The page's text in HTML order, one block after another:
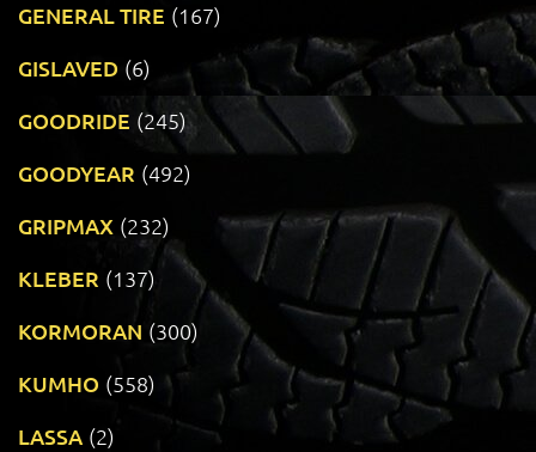
GENERAL TIRE (167)
GISLAVED (6)
GOODRIDE (245)
GOODYEAR (492)
GRIPMAX (232)
KLEBER (137)
KORMORAN (300)
KUMHO (558)
LASSA (2)